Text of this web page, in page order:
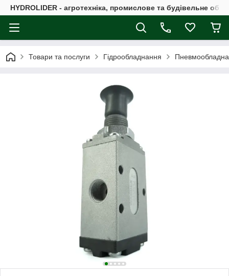
HYDROLIDER - агротехніка, промислове та будівельне
Товари та послуги Гідрообладнання